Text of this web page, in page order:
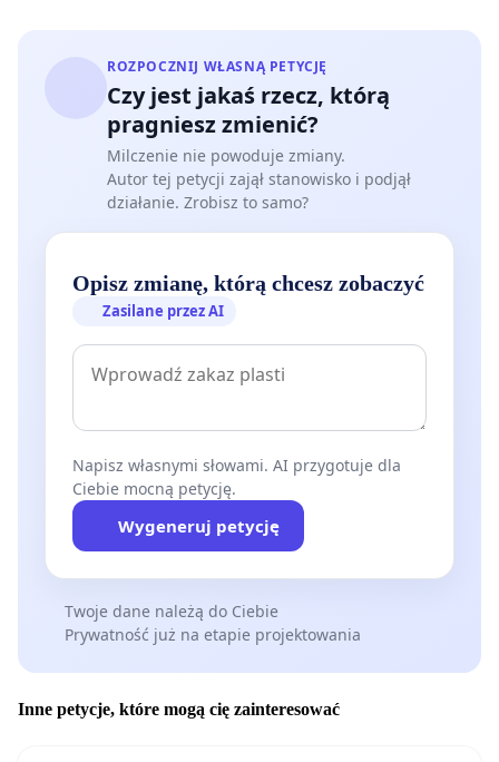
ROZPOCZNIJ WŁASNĄ PETYCJĘ
Czy jest jakaś rzecz, którą
pragniesz zmienić?
Milczenie nie powoduje zmiany.
Autor tej petycji zajął stanowisko i podjął
działanie. Zrobisz to samo?
Opisz zmianę, którą chcesz zobaczyć
Zasilane przez AI
Napisz własnymi słowami. AI przygotuje dla
Ciebie mocną petycję.
Wygeneruj petycję
Twoje dane należą do Ciebie
Prywatność już na etapie projektowania
Inne petycje, które mogą cię zainteresować